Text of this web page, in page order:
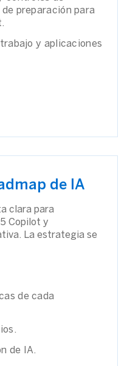
preparación para
y aplicaciones
de IA
clara para
Copilot y
La estrategia se
de cada
de IA.